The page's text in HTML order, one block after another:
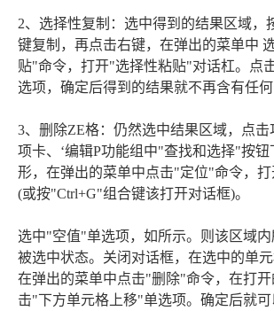
2、选择性复制：选中得到的结果区域，
键复制，再点击右键，在弹出的菜单中
贴"命令，打开"选择性粘贴"对话杠。点
选项，确定后得到的结果就不再含有任何
3、删除ZE格：仍然选中结果区域，点
项卡、‘编辑P功能组中"查找和选择"按钮
形，在弹出的菜单中点击"定位"命令，
(或按"Ctrl+G"组合键该打开对话框)。
选中"空值"单选项，如所示。则该区域
被选中状态。关闭对话框，在选中的单元
在弹出的菜单中点击"删除"命令，在打
击"下方单元格上移"单选项。确定后就